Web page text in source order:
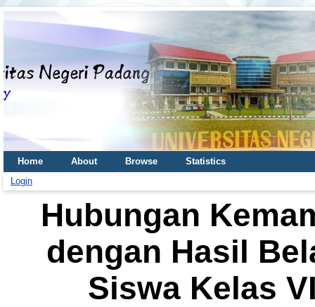
Home About Browse
Statistics
Login
Hubungan
dengan Hasil
Siswa Kelas